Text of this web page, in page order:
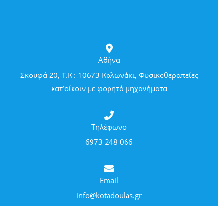
Αθήνα
Σκουφά 20, Τ.Κ.: 10673 Κολωνάκι, Φυσικοθεραπείες
κατ’οίκοιν με φορητά μηχανήματα
Τηλέφωνο
6973 248 066
Email
info@kotadoulas.gr